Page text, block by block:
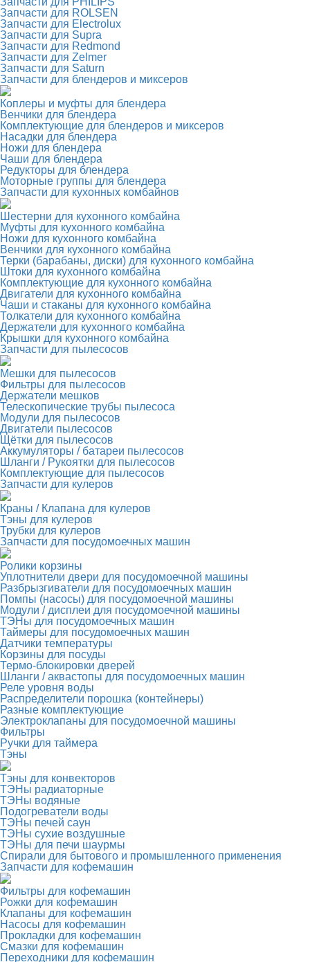
Запчасти для ROLSEN
Запчасти для Electrolux
Запчасти для Supra
Запчасти для Redmond
Запчасти для Zelmer
Запчасти для Saturn
Запчасти для блендеров и миксеров
Коплеры и муфты для блендера
Венчики для блендера
Комплектующие для блендеров и миксеров
Насадки для блендера
Ножи для блендера
Чаши для блендера
Редукторы для блендера
Моторные группы для блендера
Запчасти для кухонных комбайнов
Шестерни для кухонного комбайна
Муфты для кухонного комбайна
Ножи для кухонного комбайна
Венчики для кухонного комбайна
Терки (барабаны, диски) для кухонного комбайна
Штоки для кухонного комбайна
Комплектующие для кухонного комбайна
Двигатели для кухонного комбайна
Чаши и стаканы для кухонного комбайна
Толкатели для кухонного комбайна
Держатели для кухонного комбайна
Крышки для кухонного комбайна
Запчасти для пылесосов
Мешки для пылесосов
Фильтры для пылесосов
Держатели мешков
Телескопические трубы пылесоса
Модули для пылесосов
Двигатели пылесосов
Щётки для пылесосов
Аккумуляторы / батареи пылесосов
Шланги / Рукоятки для пылесосов
Комплектующие для пылесосов
Запчасти для кулеров
Краны / Клапана для кулеров
Тэны для кулеров
Трубки для кулеров
Запчасти для посудомоечных машин
Ролики корзины
Уплотнители двери для посудомоечной машины
Разбрызгиватели для посудомоечных машин
Помпы (насосы) для посудомоечной машины
Модули / дисплеи для посудомоечной машины
ТЭНы для посудомоечных машин
Таймеры для посудомоечных машин
Датчики температуры
Корзины для посуды
Термо-блокировки дверей
Шланги / аквастопы для посудомоечных машин
Реле уровня воды
Распределители порошка (контейнеры)
Разные комплектующие
Электроклапаны для посудомоечной машины
Фильтры
Ручки для таймера
Тэны
Тэны для конвекторов
ТЭНы радиаторные
ТЭНы водяные
Подогреватели воды
ТЭНы печей саун
ТЭНы сухие воздушные
ТЭНы для печи шаурмы
Спирали для бытового и промышленного применения
Запчасти для кофемашин
Фильтры для кофемашин
Рожки для кофемашин
Клапаны для кофемашин
Насосы для кофемашин
Прокладки для кофемашин
Смазки для кофемашин
Переходники для кофемашин